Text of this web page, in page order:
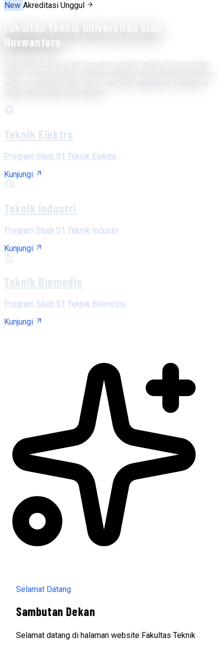
New Akreditasi Unggul
Fakultas Teknik Universitas Dian
Nuswantoro
Mencetak insinyur dan inovator unggul melalui tiga program
studi — Teknik Elektro, Teknik Industri, dan Teknik Biomedis —
Teknik Elektro
Program Studi S1 Teknik Elektro
Kunjungi
Teknik Industri
Program Studi S1 Teknik Industri
Kunjungi
Teknik Biomedis
Program Studi S1 Teknik Biomedis
Kunjungi
Selamat Datang
Sambutan Dekan
Selamat datang di halaman website Fakultas Teknik